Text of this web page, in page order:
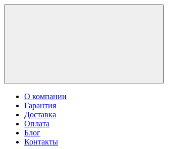
О компании
Гарантия
Доставка
Оплата
Блог
Контакты